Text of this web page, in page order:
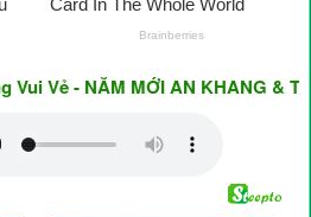
- NĂM MỚI AN KHANG & THỊNH